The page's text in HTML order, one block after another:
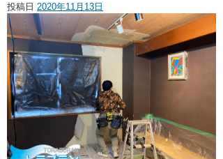
・水廻りメンテナンス
投稿日 2020年11月13日